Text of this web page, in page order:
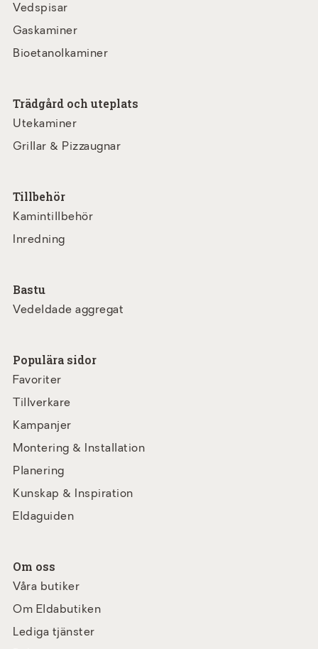
Vedspisar
Gaskaminer
Bioetanolkaminer
Trädgård och uteplats
Utekaminer
Grillar & Pizzaugnar
Tillbehör
Kamintillbehör
Inredning
Bastu
Vedeldade aggregat
Populära sidor
Favoriter
Tillverkare
Kampanjer
Montering & Installation
Planering
Kunskap & Inspiration
Eldaguiden
Om oss
Våra butiker
Om Eldabutiken
Lediga tjänster